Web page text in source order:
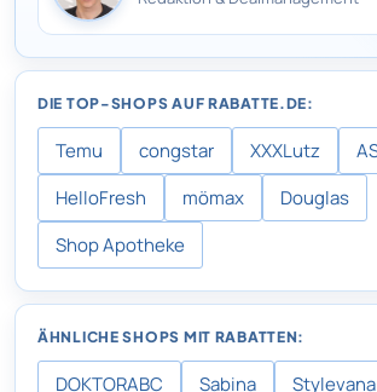
DIE TOP-SHOPS AUF RABATTE.DE:
Temu congstar XXXLutz
HelloFresh
mömax
Douglas
Shop Apotheke
ÄHNLICHE SHOPS MIT RABATTEN:
DOKTORABC Sabina
Stylevana